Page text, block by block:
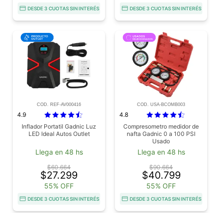
DESDE 3 CUOTAS SIN INTERÉS DESDE 3 CUOTAS SIN INTERÉS
COD. REF-AV000416
4.9
Inflador Portatil Gadnic Luz
LED Ideal Autos Outlet
Llega en 48 hs
$60.664
$27.299
55% OFF
DESDE 3 CUOTAS SIN INTERÉS
COD. USA-BCOMB003
4.8
Compresometro medidor de
nafta Gadnic 0 a 100 PSI
Usado
Llega en 48 hs
$90.664
$40.799
55% OFF
DESDE 3 CUOTAS SIN INTERÉS